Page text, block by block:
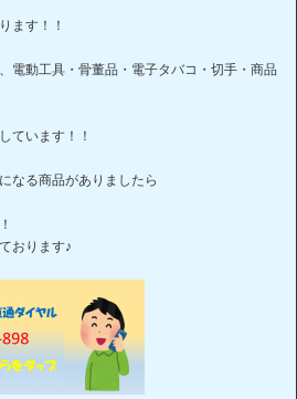
ます！！
電動工具・骨董品・電子タバコ・切手・商品
ています！！
なる商品がありましたら
おります♪